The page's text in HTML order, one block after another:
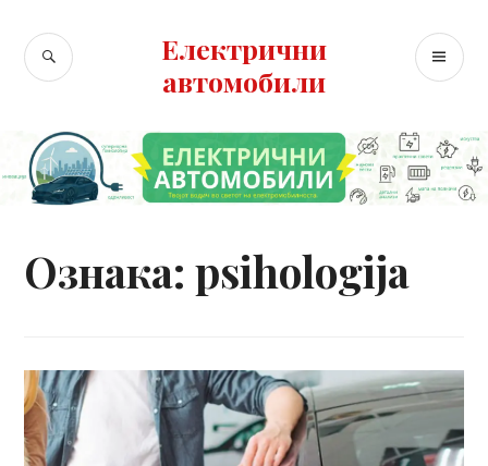
content
Електрични
автомобили
SEARCH
Ознака:psihologija